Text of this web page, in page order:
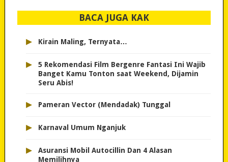
BACA JUGA KAK
▸ Kirain Maling, Ternyata…
▸
5 Rekomendasi Film Bergenre Fantasi Ini Wajib
Banget Kamu Tonton saat Weekend, Dijamin
Seru Abis!
▸ Pameran Vector (Mendadak) Tunggal
▸ Karnaval Umum Nganjuk
▸
Asuransi Mobil Autocillin Dan 4 Alasan
Memilihnya